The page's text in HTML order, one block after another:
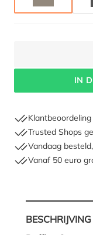
IN
Klantbeoordeling
Trusted Shops
Vandaag
Vanaf 50 euro
BESCHRIJVING